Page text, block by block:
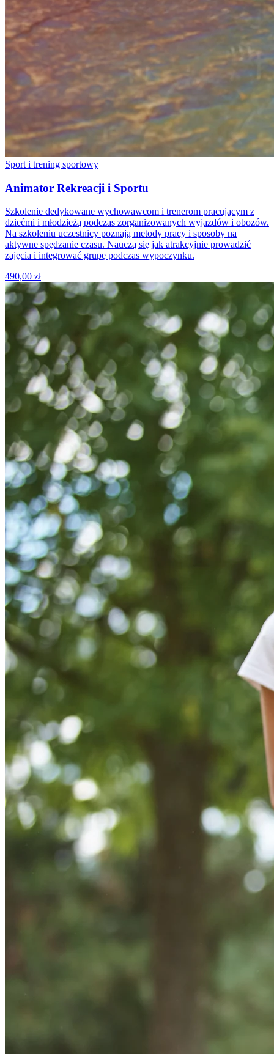
Sport i trening sportowy
Animator Rekreacji i Sportu
Szkolenie dedykowane wychowawcom i trenerom pracującym z
dziećmi i młodzieżą podczas zorganizowanych wyjazdów i obozów.
Na szkoleniu uczestnicy poznają metody pracy i sposoby na
aktywne spędzanie czasu. Nauczą się jak atrakcyjnie prowadzić
zajęcia i integrować grupę podczas wypoczynku.
490,00 zł